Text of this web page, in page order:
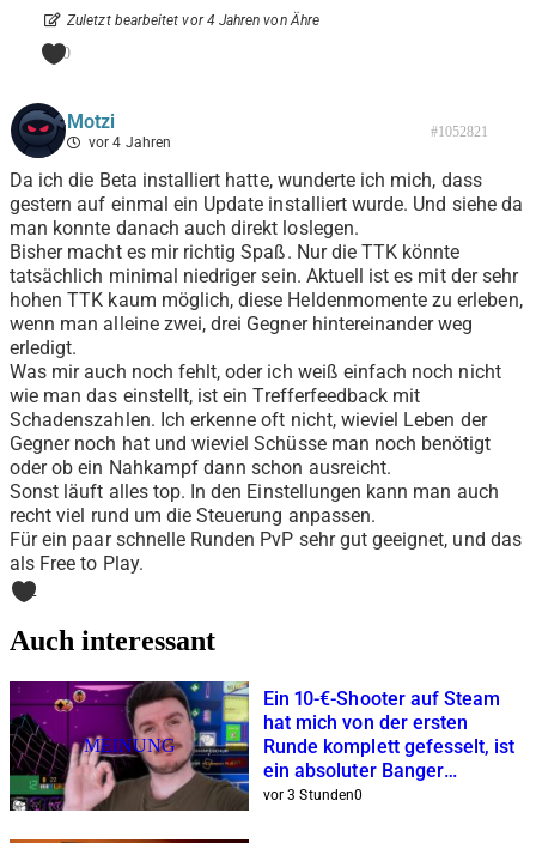
Zuletzt bearbeitet vor 4 Jahren von Ähre
0
Motzi
vor 4 Jahren
#1052821
Da ich die Beta installiert hatte, wunderte ich mich, dass
gestern auf einmal ein Update installiert wurde. Und siehe da
man konnte danach auch direkt loslegen.
Bisher macht es mir richtig Spaß. Nur die TTK könnte
tatsächlich minimal niedriger sein. Aktuell ist es mit der sehr
hohen TTK kaum möglich, diese Heldenmomente zu erleben,
wenn man alleine zwei, drei Gegner hintereinander weg
erledigt.
Was mir auch noch fehlt, oder ich weiß einfach noch nicht
wie man das einstellt, ist ein Trefferfeedback mit
Schadenszahlen. Ich erkenne oft nicht, wieviel Leben der
Gegner noch hat und wieviel Schüsse man noch benötigt
oder ob ein Nahkampf dann schon ausreicht.
Sonst läuft alles top. In den Einstellungen kann man auch
recht viel rund um die Steuerung anpassen.
Für ein paar schnelle Runden PvP sehr gut geeignet, und das
als Free to Play.
2
Auch interessant
MEINUNG
Ein 10-€-Shooter auf Steam
hat mich von der ersten
Runde komplett gefesselt, ist
ein absoluter Banger
mit Dopaminrausch-Garantie
vor 3 Stunden0